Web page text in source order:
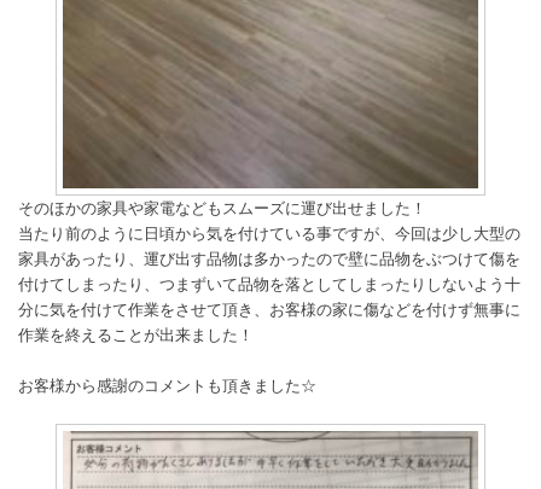
そのほかの家具や家電などもスムーズに運び出せました！
当たり前のように日頃から気を付けている事ですが、今回は少し大型の
家具があったり、運び出す品物は多かったので壁に品物をぶつけて傷を
付けてしまったり、つまずいて品物を落としてしまったりしないよう十
分に気を付けて作業をさせて頂き、お客様の家に傷などを付けず無事に
作業を終えることが出来ました！
お客様から感謝のコメントも頂きました☆